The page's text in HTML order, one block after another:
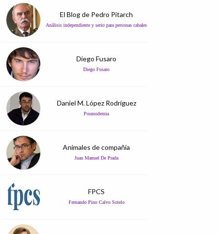
El Blog de Pedro Pitarch
Análisis independiente y serio para personas cabales
Diego Fusaro
Diego Fusaro
Daniel M. López Rodríguez
Posmodernia
Animales de compañía
Juan Manuel De Prada
FPCS
Fernando Pino Calvo Sotelo